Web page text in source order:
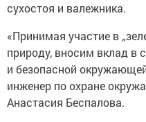
сухостоя и валежника.
«Принимая участие в
природу, вносим вклад в
и безопасной
инженер по охране
Анастасия Беспалова.